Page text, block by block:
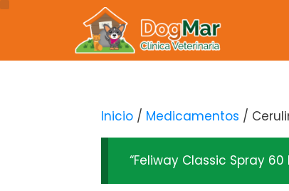
Inicio / Medicamentos /
“Feliway Classic Spray